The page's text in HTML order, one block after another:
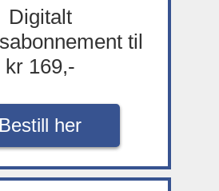
Digitalt
til
kr 169,-
Bestill her